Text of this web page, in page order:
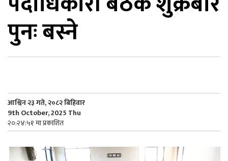
पुनः बस्ने
आश्विन २३ गते, २०८२ बिहिवार
9th October, 2025 Thu
२०:२४:५१ मा प्रकाशित